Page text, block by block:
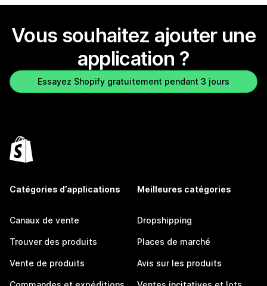
Vous souhaitez ajouter une
application ?
Essayez Shopify gratuitement pendant 3 jours
Catégories d’applications
Canaux de vente
Trouver des produits
Vente de produits
Meilleures catégories
Dropshipping
Places de marché
Avis sur les produits